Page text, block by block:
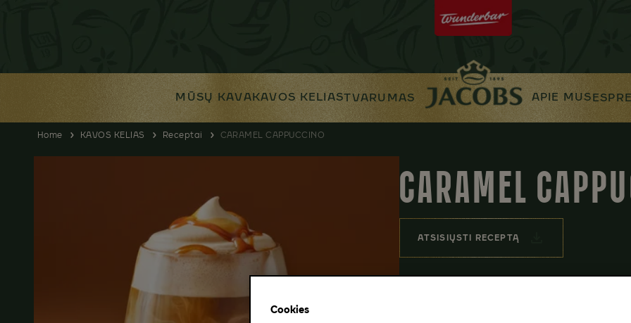
MŪSŲ KAVAKAVOS KELIASTVARUMAS APIE MUS
Home KAVOS KELIAS Receptai CARAMEL CAPPUCCINO
CARAMEL
ATSISIŲSTI RECEPTĄ
Cookies